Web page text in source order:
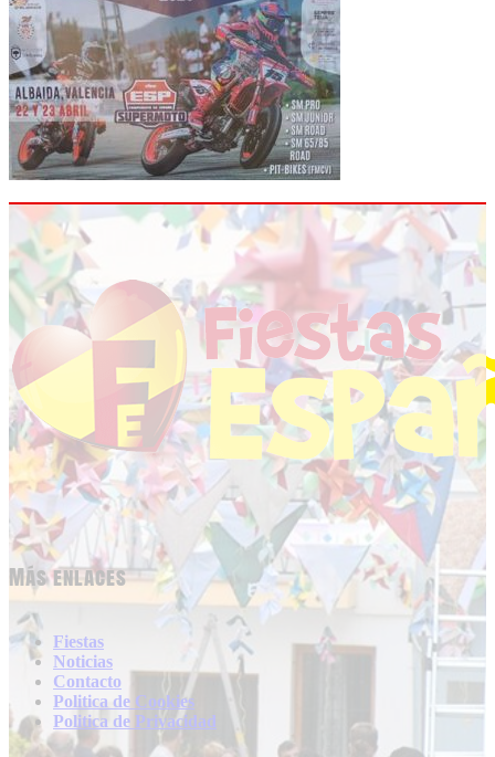
Más enlaces
Fiestas
Noticias
Contacto
Politica de Cookies
Politica de Privacidad